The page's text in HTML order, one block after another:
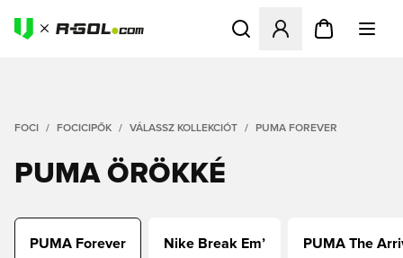
Megnyit egy modált a
FOCI FOCICIPŐK VÁLASSZ KOLLEKCIÓT PUMA FOREVER
PUMA ÖRÖKKÉ
PUMA Forever Nike Break Em’ PUMA The